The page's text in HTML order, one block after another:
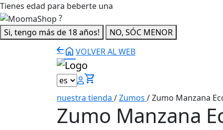
Tienes edad para beberte una
?
Si, tengo más de 18 años!
NO, SÓC MENOR
home VOLVER AL WEB
shopping_cart
nuestra tienda /Zumos /Zumo Manzana
Zumo Manzana